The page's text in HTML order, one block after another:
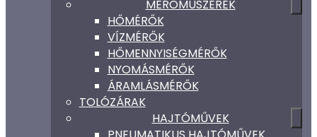
MÉRŐMŰSZEREK
HŐMÉRŐK
VÍZMÉRŐK
HŐMENNYISÉGMÉRŐK
NYOMÁSMÉRŐK
ÁRAMLÁSMÉRŐK
TOLÓZÁRAK
HAJTÓMŰVEK